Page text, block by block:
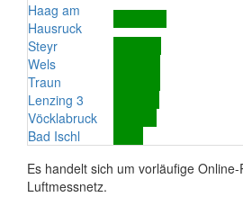
Haag am
Hausruck
Steyr
Wels
Traun
Lenzing 3
Vöcklabruck
Bad Ischl
Es handelt sich um vorläufige
Luftmessnetz.